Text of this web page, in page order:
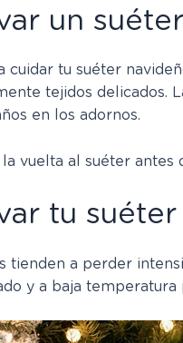
un
cuidar tu suéter
tejidos delicados.
en los adornos.
la vuelta al suéter
tu
tienden a perder
y a baja temperatura